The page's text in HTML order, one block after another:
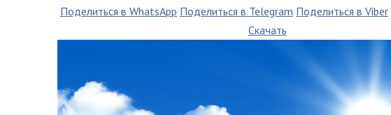
Поделиться в WhatsApp Поделиться в Telegram Поделиться в Viber
Скачать